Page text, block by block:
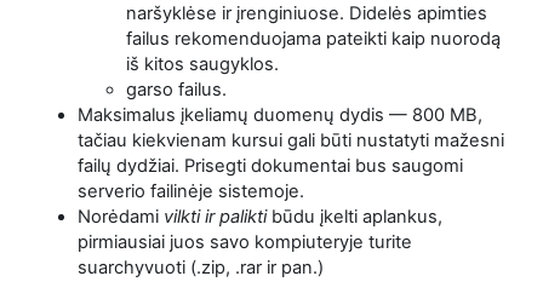
naršyklėse ir įrenginiuose. Didelės apimties
failus rekomenduojama pateikti kaip nuorodą
iš kitos saugyklos.
garso failus.
Maksimalus įkeliamų duomenų dydis — 800 MB,
tačiau kiekvienam kursui gali būti nustatyti mažesni
failų dydžiai. Prisegti dokumentai bus saugomi
serverio failinėje sistemoje.
Norėdami vilkti ir palikti būdu įkelti aplankus,
pirmiausiai juos savo kompiuteryje turite
suarchyvuoti (.zip, .rar ir pan.)